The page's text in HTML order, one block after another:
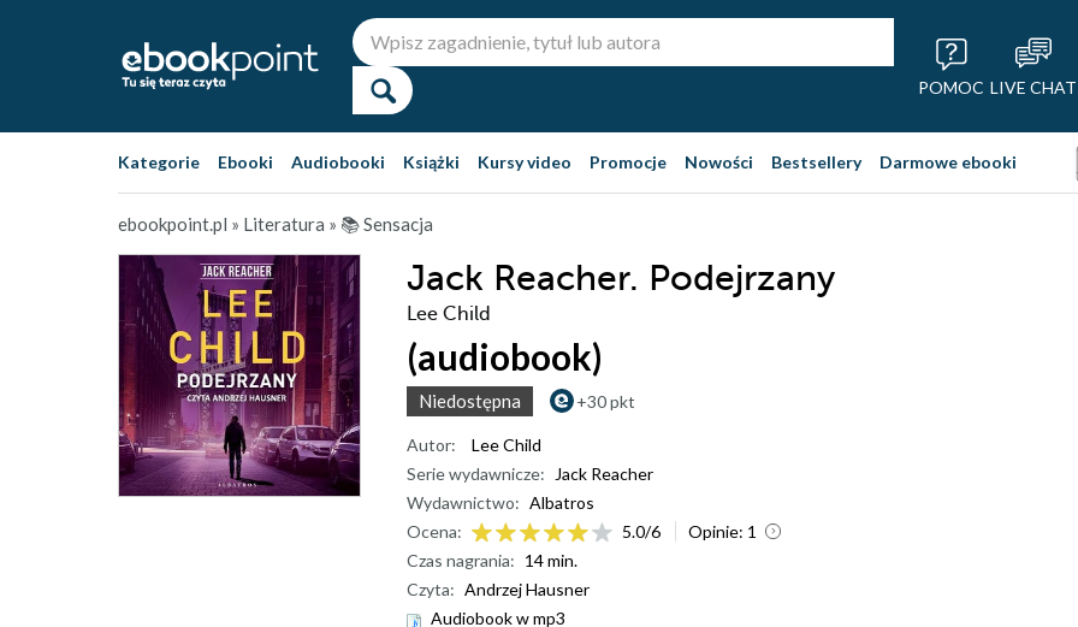
POMOC LIVE CHAT
Kategorie Ebooki Audiobooki Książki Kursy video Promocje Nowości Bestsellery Darmowe ebooki
ebookpoint.pl » Literatura » 📚 Sensacja
Jack Reacher. Podejrzany
Lee Child
(audiobook)
Niedostępna +30 pkt
Autor:
Lee Child
Serie wydawnicze:
Jack Reacher
Wydawnictwo: Albatros
Ocena:
5.0/6 Opinie: 1
Czas nagrania: 14 min.
Czyta: Andrzej Hausner
Audiobook w mp3